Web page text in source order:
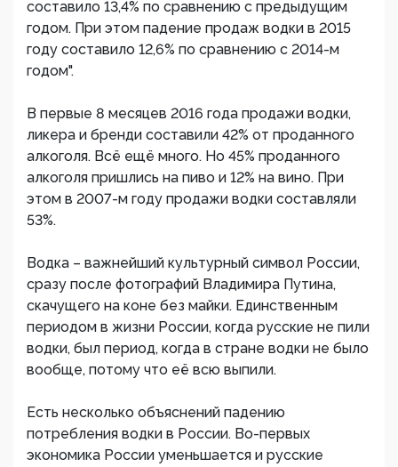
составило 13,4% по сравнению с предыдущим
годом. При этом падение продаж водки в 2015
году составило 12,6% по сравнению с 2014-м
годом".
В первые 8 месяцев 2016 года продажи водки,
ликера и бренди составили 42% от проданного
алкоголя. Всё ещё много. Но 45% проданного
алкоголя пришлись на пиво и 12% на вино. При
этом в 2007-м году продажи водки составляли
53%.
Водка – важнейший культурный символ России,
сразу после фотографий Владимира Путина,
скачущего на коне без майки. Единственным
периодом в жизни России, когда русские не пили
водки, был период, когда в стране водки не было
вообще, потому что её всю выпили.
Есть несколько объяснений падению
потребления водки в России. Во-первых
экономика России уменьшается и русские